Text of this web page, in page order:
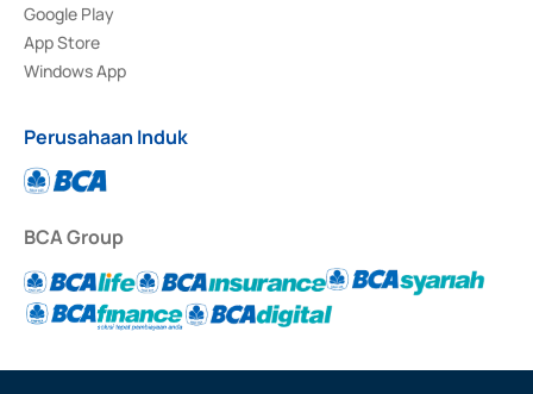
Google Play
App Store
Windows App
Perusahaan Induk
BCA Group